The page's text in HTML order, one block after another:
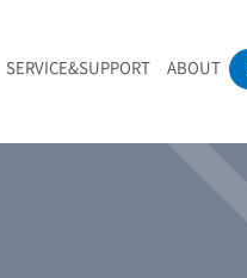
RAMANdrive | ウェ
LIBcell | 不活性雰
SERVICE&SUPPORT ABOUT